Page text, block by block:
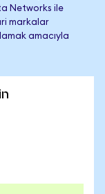
Networks ile
markalar
amacıyla